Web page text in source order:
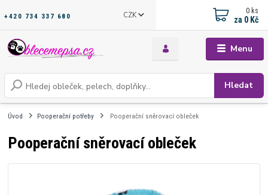
Menu
CZK
Hledat
+420 734 337 680
0 ks
za 0 Kč
Úvod Pooperační potřeby Pooperační sněrovací obleček
Pooperační sněrovací obleček